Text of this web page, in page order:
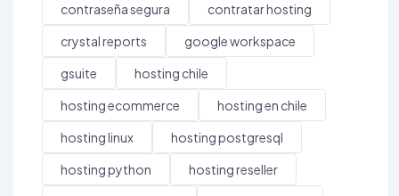
contraseña segura
contratar hosting
crystal reports
google workspace
gsuite
hosting chile
hosting ecommerce
hosting en chile
hosting linux
hosting postgresql
hosting python
hosting reseller